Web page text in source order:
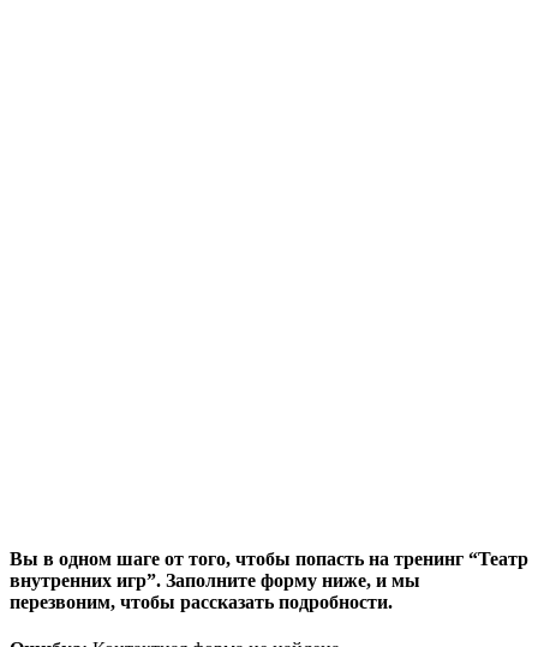
Вы в одном шаге от того, чтобы попасть на тренинг “Театр
внутренних игр”. Заполните форму ниже, и мы
перезвоним, чтобы рассказать подробности.